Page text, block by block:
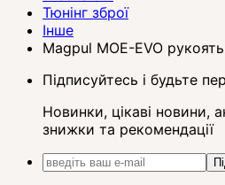
Тюнінг зброї
Інше
Magpul MOE-EVO
Підписуйтесь і будьте
Новинки, цікаві новини,
знижки та рекомендації